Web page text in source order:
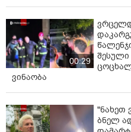
00:29
ვინაობა
"ნახეთ
ბნელ